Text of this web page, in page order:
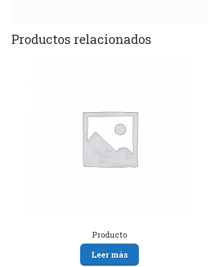
Productos relacionados
Producto
Leer más